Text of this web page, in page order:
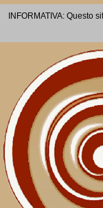
INFORMATIVA: